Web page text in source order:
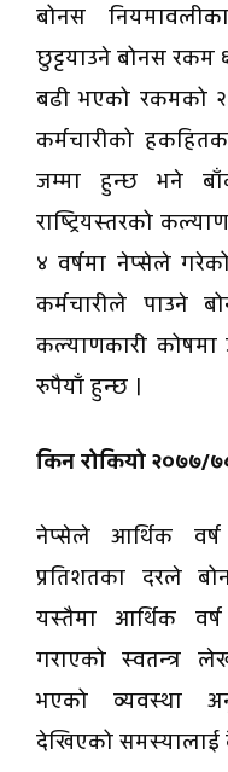
बोनस
छुट्टयाउने बोनस रकम
बढी भएको रकमको २०
कर्मचारीको
जम्मा हुन्छ भने
राष्ट्रियस्तरको
४ वर्षमा नेप्सेले
कर्मचारीले पाउने
कल्याणकारी
रुपैयाँ हुन्छ ।
किन रोकियो २०७७/
नेप्सेले आर्थिक
प्रतिशतका दरले
यस्तैमा आर्थिक
गराएको स्वतन्त्र
भएको व्यवस्था
देखिएको समस्यालाई